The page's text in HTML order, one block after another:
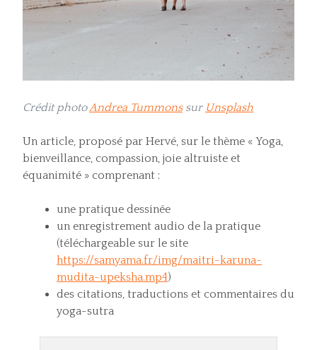
Crédit photoAndrea Tummonssur Unsplash
Un article, proposé par Hervé, sur le thème « Yoga,
bienveillance, compassion, joie altruiste et
équanimité » comprenant :
une pratique dessinée
un enregistrement audio de la pratique
(téléchargeable sur le site
https://samyama.fr/img/maitri-karuna-
mudita-upeksha.mp4)
des citations, traductions et commentaires du
yoga-sutra